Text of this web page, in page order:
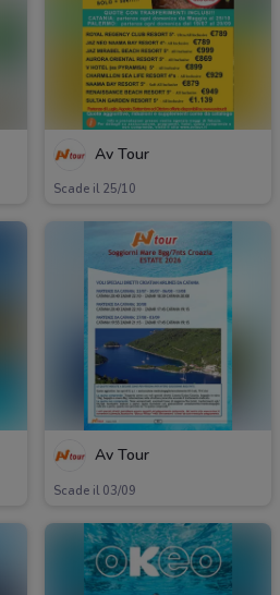
Av Tour
Scade il 25/10
Av Tour
Scade il 03/09